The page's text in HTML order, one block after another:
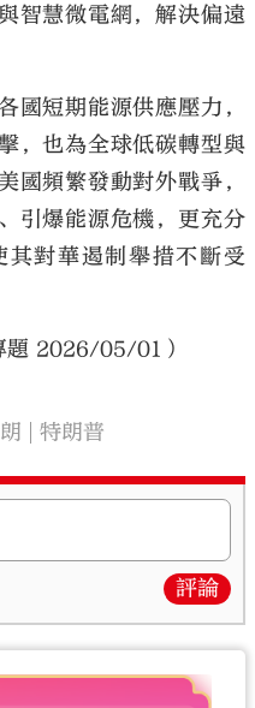
智慧微電網，解決偏遠
國短期能源供應壓力，
，也為全球低碳轉型與
國頻繁發動對外戰爭，
引爆能源危機，更充分
對華遏制舉措不斷受
題 2026/05/01）
特朗普
評論